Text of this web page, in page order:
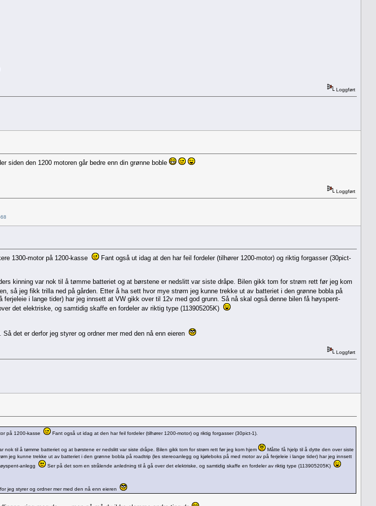
Loggført
siden den 1200 motoren går bedre enn din grønne boble
Loggført
1300-motor på 1200-kasse
Fant også ut idag at den har feil fordeler (tilhører 1200-motor) og riktig forgasser (30pict-
kinning var nok til å tømme batteriet og at børstene er nedslitt var siste dråpe. Bilen gikk tom for strøm rett før jeg kom
så jeg fikk trilla ned på gården. Etter å ha sett hvor mye strøm jeg kunne trekke ut av batteriet i den grønne bobla på
i lange tider) har jeg innsett at VW gikk over til 12v med god grunn. Så nå skal også denne bilen få høyspent-
det elektriske, og samtidig skaffe en fordeler av riktig type (113905205K)
det er derfor jeg styrer og ordner mer med den nå enn eieren
Loggført
på 1200-kasse
Fant også ut idag at den har feil fordeler (tilhører 1200-motor) og riktig forgasser (30pict-1).
til å tømme batteriet og at børstene er nedslitt var siste dråpe. Bilen gikk tom for strøm rett før jeg kom hjem
Måtte få hjelp til å dytte den over siste
jeg kunne trekke ut av batteriet i den grønne bobla på roadtrip (les stereoanlegg og kjøleboks på med motor av på ferjeleie i lange tider) har jeg innsett
anlegg
Ser på det som en strålende anledning til å gå over det elektriske, og samtidig skaffe en fordeler av riktig type (113905205K)
jeg styrer og ordner mer med den nå enn eieren